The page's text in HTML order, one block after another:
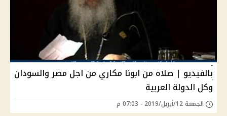
بالفيديو | صلاه من ابونا مكاري من اجل مصر والسودان
وكل الدولة العربية
الجمعة 12/أبريل/2019 - 07:03 م